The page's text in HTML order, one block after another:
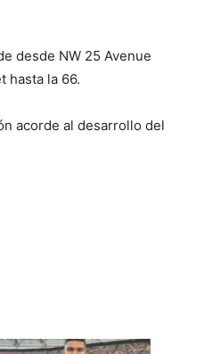
desde NW 25 Avenue
hasta la 66.
acorde al desarrollo del